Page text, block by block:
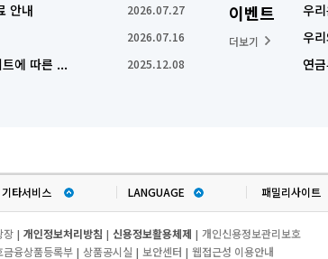
안내 2026.07.27
2026.07.16
에 따른 ... 2025.12.08
이벤트
더보기
우
우
연
기타서비스 LANGUAGE 패밀리사이트
장 | 개인정보처리방침 | 신용정보활용체제 | 개인신용정보관리보호
금융상품등록부 | 상품공시실 | 보안센터 | 웹접근성 이용안내